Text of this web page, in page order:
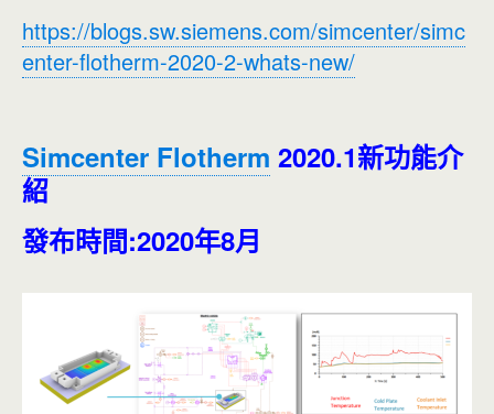
https://blogs.sw.siemens.com/simcenter/simc
enter-flotherm-2020-2-whats-new/
Simcenter Flotherm 2020.1新功能介
紹
發布時間:2020年8月